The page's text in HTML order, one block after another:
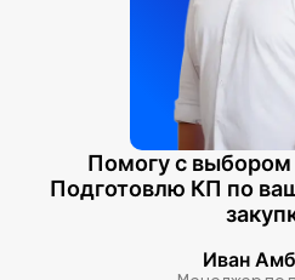
Помогу с выбором
Подготовлю КП по
Иван